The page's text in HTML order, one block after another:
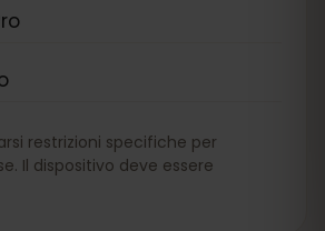
restrizioni specifiche per
Il dispositivo deve essere